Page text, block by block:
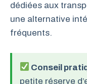
dédiées aux
une alternative
fréquents.
Conseil
petite réserve